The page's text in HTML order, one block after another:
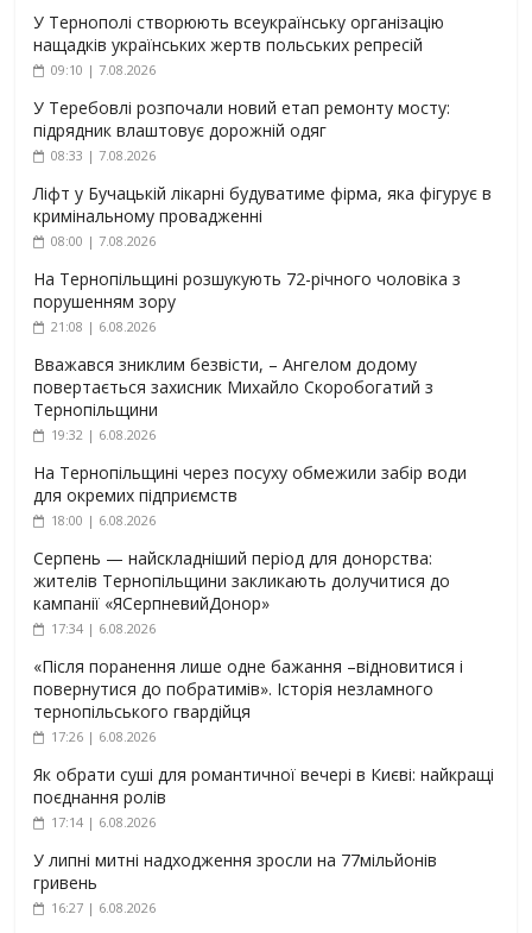
У Тернополі створюють всеукраїнську організацію
нащадків українських жертв польських репресій
09:10 | 7.08.2026
У Теребовлі розпочали новий етап ремонту мосту:
підрядник влаштовує дорожній одяг
08:33 | 7.08.2026
Ліфт у Бучацькій лікарні будуватиме фірма, яка фігурує в
кримінальному провадженні
08:00 | 7.08.2026
На Тернопільщині розшукують 72-річного чоловіка з
порушенням зору
21:08 | 6.08.2026
Вважався зниклим безвісти, – Ангелом додому
повертається захисник Михайло Скоробогатий з
Тернопільщини
19:32 | 6.08.2026
На Тернопільщині через посуху обмежили забір води
для окремих підприємств
18:00 | 6.08.2026
Серпень — найскладніший період для донорства:
жителів Тернопільщини закликають долучитися до
кампанії «ЯСерпневийДонор»
17:34 | 6.08.2026
«Після поранення лише одне бажання –відновитися і
повернутися до побратимів». Історія незламного
тернопільського гвардійця
17:26 | 6.08.2026
Як обрати суші для романтичної вечері в Києві: найкращі
поєднання ролів
17:14 | 6.08.2026
У липні митні надходження зросли на 77мільйонів
гривень
16:27 | 6.08.2026